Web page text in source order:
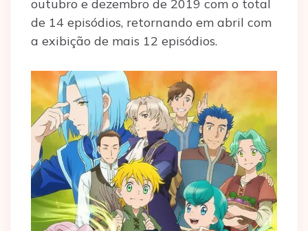
outubro e dezembro de 2019 com o total
de 14 episódios, retornando em abril com
a exibição de mais 12 episódios.